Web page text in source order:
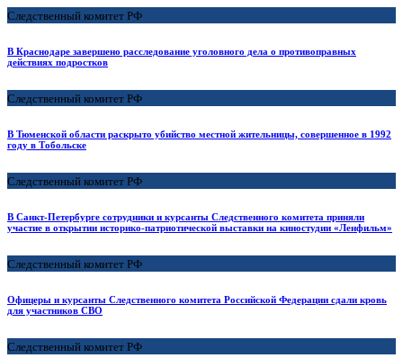
Следственный комитет РФ
В Краснодаре завершено расследование уголовного дела о противоправных
действиях подростков
Следственный комитет РФ
В Тюменской области раскрыто убийство местной жительницы, совершенное в 1992
году в Тобольске
Следственный комитет РФ
В Санкт-Петербурге сотрудники и курсанты Следственного комитета приняли
участие в открытии историко-патриотической выставки на киностудии «Ленфильм»
Следственный комитет РФ
Офицеры и курсанты Следственного комитета Российской Федерации сдали кровь
для участников СВО
Следственный комитет РФ